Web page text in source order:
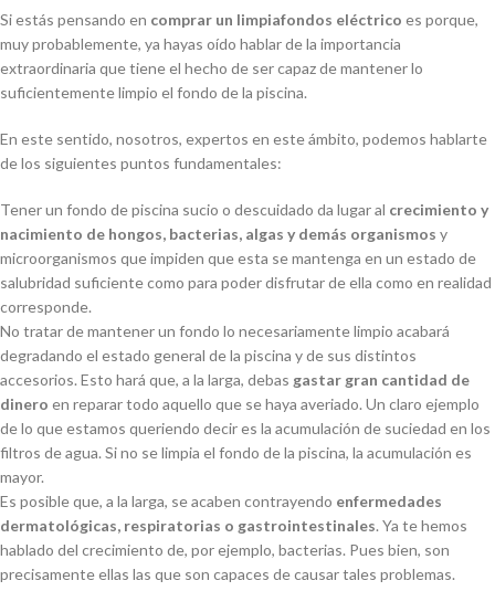
Si estás pensando en comprar un limpiafondos eléctrico es porque,
muy probablemente, ya hayas oído hablar de la importancia
extraordinaria que tiene el hecho de ser capaz de mantener lo
suficientemente limpio el fondo de la piscina.
En este sentido, nosotros, expertos en este ámbito, podemos hablarte
de los siguientes puntos fundamentales:
Tener un fondo de piscina sucio o descuidado da lugar al crecimiento y
nacimiento de hongos, bacterias, algas y demás organismos y
microorganismos que impiden que esta se mantenga en un estado de
salubridad suficiente como para poder disfrutar de ella como en realidad
corresponde.
No tratar de mantener un fondo lo necesariamente limpio acabará
degradando el estado general de la piscina y de sus distintos
accesorios. Esto hará que, a la larga, debas gastar gran cantidad de
dinero en reparar todo aquello que se haya averiado. Un claro ejemplo
de lo que estamos queriendo decir es la acumulación de suciedad en los
filtros de agua. Si no se limpia el fondo de la piscina, la acumulación es
mayor.
Es posible que, a la larga, se acaben contrayendo enfermedades
dermatológicas, respiratorias o gastrointestinales. Ya te hemos
hablado del crecimiento de, por ejemplo, bacterias. Pues bien, son
precisamente ellas las que son capaces de causar tales problemas.